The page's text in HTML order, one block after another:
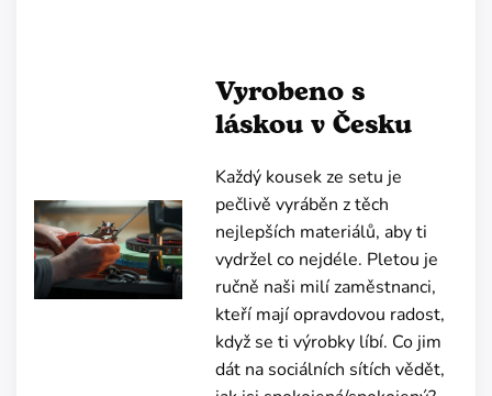
Vyrobeno s
láskou v Česku
Každý kousek ze setu je
pečlivě vyráběn z těch
nejlepších materiálů, aby ti
vydržel co nejdéle. Pletou je
ručně naši milí zaměstnanci,
kteří mají opravdovou radost,
když se ti výrobky líbí. Co jim
dát na sociálních sítích vědět,